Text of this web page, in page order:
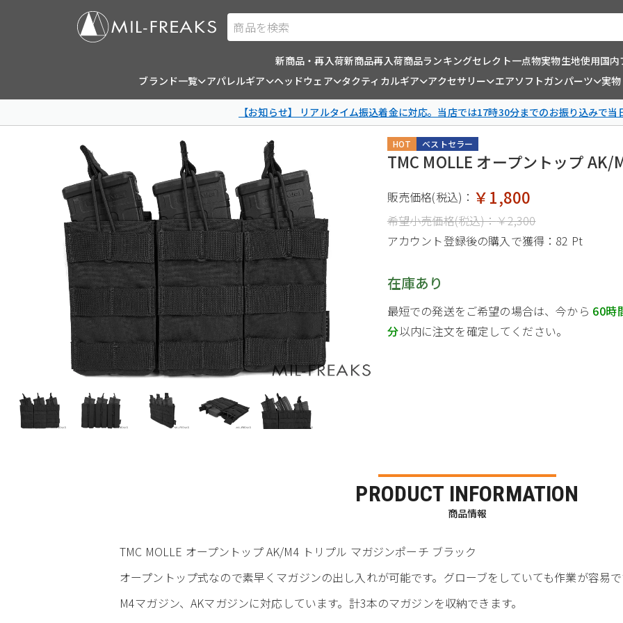
商品を検索
新商品・再入荷新商品再入荷商品ランキングセレクト一点物実物生地使用国内
ブランド一覧
アパレルギア ヘッドウェア タクティカルギア アクセサリー エアソフトガンパーツ 実
【お知らせ】 リアルタイム振込着金に対応。当店では17時30分までのお振り込みで当
ベストセラー
HOT
TMC MOLLE オープントップ
販売価格(税込)： ￥1,800
希望小売価格(税込)：￥2,300
アカウント登録後の購入で獲得： 82 Pt
在庫あり
最短での発送をご希望の場合は、今から 60時
分以内に注文を確定してください。
PRODUCT INFORMATION
商品情報
TMC MOLLE オープントップ AK/M4 トリプル マガジンポーチ ブラック
オープントップ式なので素早くマガジンの出し入れが可能です。グローブをしていても作業が容易
M4マガジン、AKマガジンに対応しています。計3本のマガジンを収納できます。